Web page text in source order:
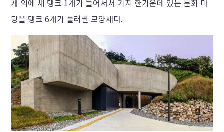
개 외에 새 탱크 1개가 들어서서 기지 한가운데 있는 문화 마
당을 탱크 6개가 둘러싼 모양새다.